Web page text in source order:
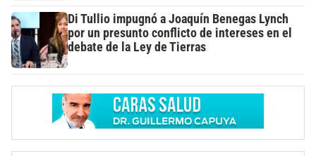
Di Tullio impugnó a Joaquín Benegas Lynch
por un presunto conflicto de intereses en el
debate de la Ley de Tierras